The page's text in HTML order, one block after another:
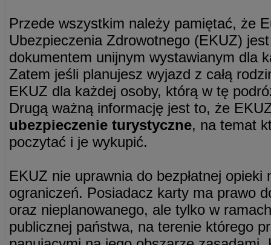
Przede wszystkim należy pamiętać, że
Ubezpieczenia Zdrowotnego (EKUZ)
dokumentem unijnym wystawianym dla
Zatem jeśli planujesz wyjazd z całą
EKUZ dla każdej osoby, którą w tę
Drugą ważną informację jest to, że
ubezpieczenie turystyczne, na temat
poczytać i je wykupić.
EKUZ nie uprawnia do bezpłatnej opieki
ograniczeń. Posiadacz karty ma prawo
oraz nieplanowanego, ale tylko w
publicznej państwa, na terenie którego